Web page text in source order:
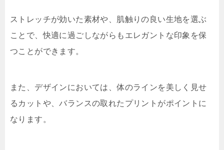
ストレッチが効いた素材や、肌触りの良い生地を選ぶ
ことで、快適に過ごしながらもエレガントな印象を保
つことができます。
また、デザインにおいては、体のラインを美しく見せ
るカットや、バランスの取れたプリントがポイントに
なります。